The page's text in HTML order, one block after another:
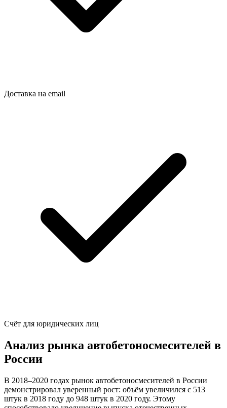
Доставка на email
Счёт для юридических лиц
Анализ рынка автобетоносмесителей в
России
В 2018–2020 годах рынок автобетоносмесителей в России
демонстрировал уверенный рост: объём увеличился с 513
штук в 2018 году до 948 штук в 2020 году. Этому